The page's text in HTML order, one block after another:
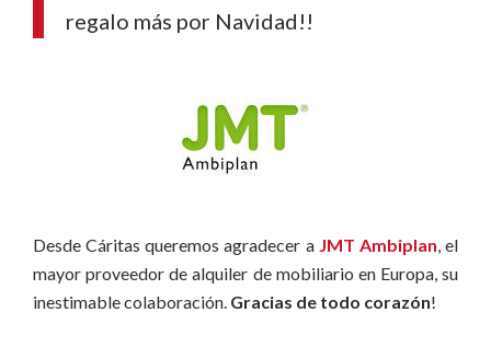
regalo más por Navidad!!
Desde Cáritas queremos agradecer a JMT Ambiplan, el
mayor proveedor de alquiler de mobiliario en Europa, su
inestimable colaboración. Gracias de todo corazón!